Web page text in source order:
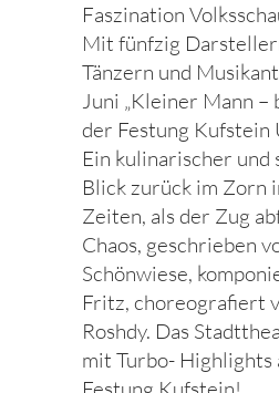
Faszination
Mit fünfzig
Tänzern und
Juni „Kleiner Mann –
der Festung Kufstein
Ein kulinarischer und
Blick zurück im Zorn
Zeiten, als der Zug
Chaos, geschrieben
Schönwiese,
Fritz, choreografiert
Roshdy. Das
mit Turbo- Highlights